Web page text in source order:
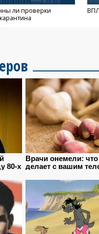
ли проверки